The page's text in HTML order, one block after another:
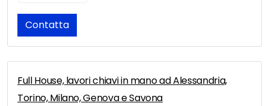
Contatta
Full House, lavori chiavi in mano ad Alessandria,
Torino, Milano, Genova e Savona